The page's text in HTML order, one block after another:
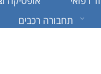
תחבורה רכבים